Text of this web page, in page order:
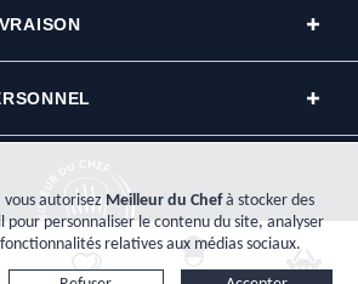
www.meilleurduchef.com - Tous droits réservés.
autorisez Meilleur du Chefà stocker des
pour personnaliser le contenu du site, analyser
relatives aux médias sociaux.